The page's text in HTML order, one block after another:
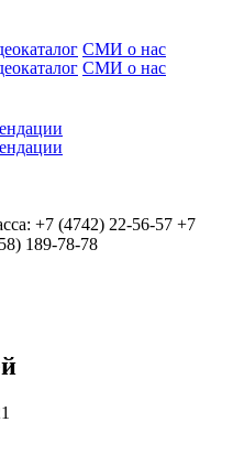
СМИ о нас
СМИ о нас
+7 (4742) 22-56-57 +7
189-78-78